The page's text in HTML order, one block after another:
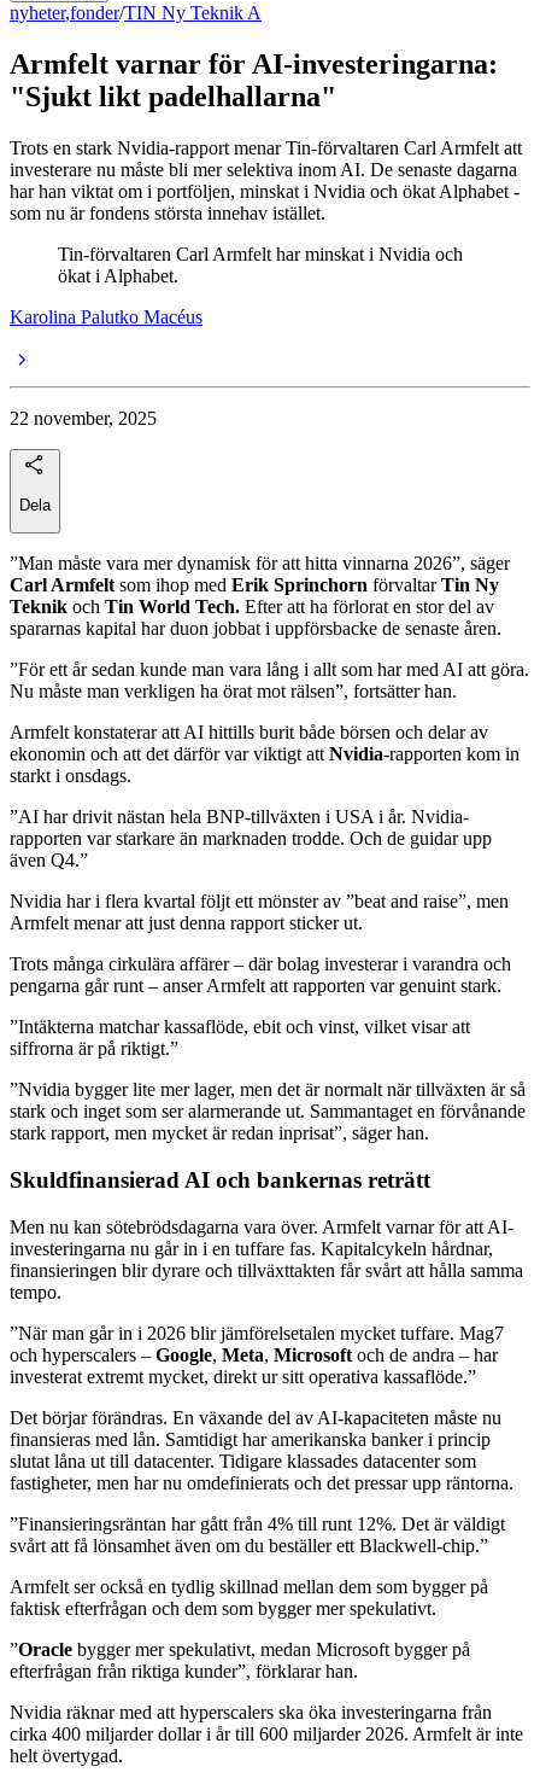
nyheter,fonder/TIN Ny Teknik A
Armfelt varnar för AI-investeringarna:
"Sjukt likt padelhallarna"
Trots en stark Nvidia-rapport menar Tin-förvaltaren Carl Armfelt att
investerare nu måste bli mer selektiva inom AI. De senaste dagarna
har han viktat om i portföljen, minskat i Nvidia och ökat Alphabet -
som nu är fondens största innehav istället.
Tin-förvaltaren Carl Armfelt har minskat i Nvidia och
ökat i Alphabet.
Karolina Palutko Macéus
22 november, 2025
Dela
”Man måste vara mer dynamisk för att hitta vinnarna 2026”, säger
Carl Armfeltsom ihop med Erik Sprinchorn förvaltarTin Ny
Teknik och Tin World Tech. Efter att ha förlorat en stor del av
spararnas kapital har duon jobbat i uppförsbacke de senaste åren.
”För ett år sedan kunde man vara lång i allt som har med AI att göra.
Nu måste man verkligen ha örat mot rälsen”, fortsätter han.
Armfelt konstaterar att AI hittills burit både börsen och delar av
ekonomin och att det därför var viktigt attNvidia-rapporten kom in
starkt i onsdags.
”AI har drivit nästan hela BNP-tillväxten i USA i år. Nvidia-
rapporten var starkare än marknaden trodde. Och de guidar upp
även Q4.”
Nvidia har i flera kvartal följt ett mönster av ”beat and raise”, men
Armfelt menar att just denna rapport sticker ut.
Trots många cirkulära affärer – där bolag investerar i varandra och
pengarna går runt – anser Armfelt att rapporten var genuint stark.
”Intäkterna matchar kassaflöde, ebit och vinst, vilket visar att
siffrorna är på riktigt.”
”Nvidia bygger lite mer lager, men det är normalt när tillväxten är så
stark och inget som ser alarmerande ut. Sammantaget en förvånande
stark rapport, men mycket är redan inprisat”, säger han.
Skuldfinansierad AI och bankernas reträtt
Men nu kan sötebrödsdagarna vara över. Armfelt varnar för att AI-
investeringarna nu går in i en tuffare fas. Kapitalcykeln hårdnar,
finansieringen blir dyrare och tillväxttakten får svårt att hålla samma
tempo.
”När man går in i 2026 blir jämförelsetalen mycket tuffare. Mag7
och hyperscalers – Google, Meta, Microsoft och de andra – har
investerat extremt mycket, direkt ur sitt operativa kassaflöde.”
Det börjar förändras. En växande del av AI-kapaciteten måste nu
finansieras med lån. Samtidigt har amerikanska banker i princip
slutat låna ut till datacenter. Tidigare klassades datacenter som
fastigheter, men har nu omdefinierats och det pressar upp räntorna.
”Finansieringsräntan har gått från 4% till runt 12%. Det är väldigt
svårt att få lönsamhet även om du beställer ett Blackwell-chip.”
Armfelt ser också en tydlig skillnad mellan dem som bygger på
faktisk efterfrågan och dem som bygger mer spekulativt.
”Oracle bygger mer spekulativt, medan Microsoft bygger på
efterfrågan från riktiga kunder”, förklarar han.
Nvidia räknar med att hyperscalers ska öka investeringarna från
cirka 400 miljarder dollar i år till 600 miljarder 2026. Armfelt är inte
helt övertygad.